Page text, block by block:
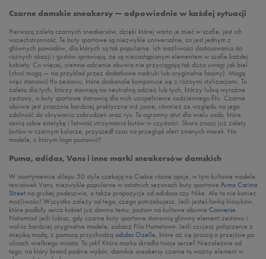
Czarne damskie sneakersy — odpowiednie w każdej sytuacji
Pierwszą zaletą czarnych sneakersów, dzięki której warto je mieć w szafie, jest ich
wszechstronność. Te buty sportowe są niezwykle uniwersalne, co jest jednym z
głównych powodów, dla których są tak popularne. Ich możliwości dostosowania do
różnych okazji i gustów sprawiają, że są niezastąpionym elementem w szafie każdej
kobiety. Co więcej, ciemne odcienie obuwia nie przyciągają tak dużo uwagi jak biel
(choć mogą — na przykład przez dodatkowe nadruki lub oryginalne fasony). Mogą
więc stanowić tło zestawu, które doskonale komponuje się z różnymi stylizacjami. To
zaleta dla tych, którzy stawiają na neutralną odzież lub tych, którzy lubią wyraźne
zestawy, a buty sportowe stanowią dla nich uzupełnienie codziennego fitu. Czarne
obuwie jest znacznie bardziej praktyczne niż jasne, również ze względu na jego
zdolność do ukrywania zabrudzeń oraz rys. To ogromny atut dla wielu osób, które
cenią sobie estetykę i łatwość utrzymania butów w czystości. Skoro znasz już zalety
butów w czarnym kolorze, przyszedł czas na przegląd ofert znanych marek. Na
modele, z którym logo postawić?
Puma, adidas, Vans i inne marki sneakersów damskich
W asortymencie sklepu 50 style czekają na Ciebie różne opcje, w tym kultowe modele
tenisówek Vans, niezwykle popularne w ostatnich sezonach buty sportowe Puma Carina
Street na grubej podeszwie, a także propozycje od adidasa czy Nike. Ale to nie koniec
możliwości! Wszystko zależy od tego, czego potrzebujesz. Jeśli jesteś fanką klasyków,
które podbiły serca kobiet już dawno temu, postaw na kultowe obuwie Converse.
Natomiast jeśli lubisz, gdy czarne buty sportowe stanowią główny element zestawu i
wolisz bardziej oryginalne modele, zobacz Fila Hometown. Jeśli czujesz połączenie z
miejską modą, z pomocą przychodząadidas Ozelle, które aż się proszą o przejście po
ulicach wielkiego miasta. To jak? Która marka skradła twoje serce? Niezależnie od
tego, na który brand padnie wybór, damskie sneakersy czarne to ważny element w